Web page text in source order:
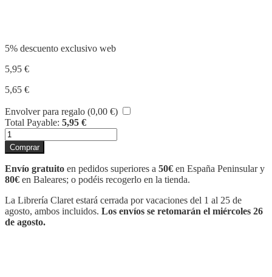
5% descuento exclusivo web
5,95 €
5,65 €
Envolver para regalo (0,00 €)
Total Payable: 5,95 €
KIERKEGAARD
EN
90
MINUTOS
cantidad
Comprar
Envío gratuito en pedidos superiores a 50€ en España Peninsular y
80€ en Baleares; o podéis recogerlo en la tienda.
La Librería Claret estará cerrada por vacaciones del 1 al 25 de
agosto, ambos incluidos. Los envíos se retomarán el miércoles 26
de agosto.